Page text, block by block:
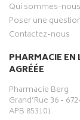
Qui sommes-
Poser une
Contactez-nous
PHARMACIE EN
AGRÉÉE
Pharmacie Berg
Grand’Rue 36 -
APB 853101